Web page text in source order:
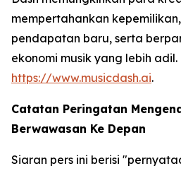
mempertahankan
pendapatan baru, serta
ekonomi musik yang lebih
https://www.musicdash.ai.
Catatan Peringatan
Berwawasan Ke Depan
Siaran pers ini berisi